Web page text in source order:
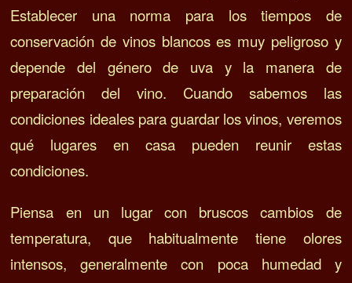
Establecer una norma para los tiempos de
conservación de vinos blancos es muy peligroso y
depende del género de uva y la manera de
preparación del vino. Cuando sabemos las
condiciones ideales para guardar los vinos, veremos
qué lugares en casa pueden reunir estas
condiciones.
Piensa en un lugar con bruscos cambios de
temperatura, que habitualmente tiene olores
intensos, generalmente con poca humedad y